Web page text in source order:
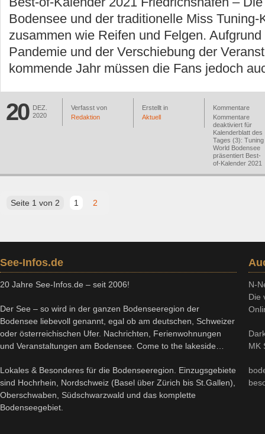
Bodensee und der traditionelle Miss Tuning-
zusammen wie Reifen und Felgen.
Pandemie und der Verschiebung der
kommende Jahr müssen die Fans jedoch
20
DEZ.
2020
Verfasst von
Redaktion
Erstellt in
Aktuell
Kommentare
Kommentare
deaktiviert für
Kalenderblatt des
Tages (3): Tuning
World Bodensee
präsentiert Best-
of-Kalender 2021
Seite 1 von 2 1 2
See-Infos.de
20 Jahre See-Infos.de – seit 2006!
Der See – so wird in der ganzen Bodenseeregion der
Bodensee liebevoll genannt, egal ob am deutschen, Schweizer
oder österreichischen Ufer. Nachrichten, Ferienwohnungen
und Veranstaltungen am Bodensee. Come to the lakeside…
Lokales & Besonderes für die Bodenseeregion. Einzugsgebiete
sind Hochrhein, Nordschweiz (Basel über Zürich bis St.Gallen),
Oberschwaben, Südschwarzwald und das komplette
Bodenseegebiet.
N-
Die
MK